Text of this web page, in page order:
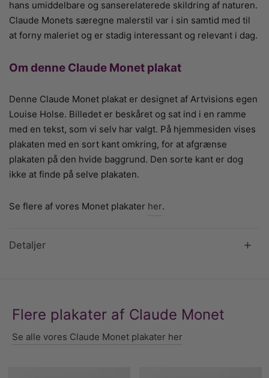
hans umiddelbare og sanserelaterede skildring af naturen.
Claude Monets særegne malerstil var i sin samtid med til
at forny maleriet og er stadig interessant og relevant i dag.
Om denne Claude Monet plakat
Denne Claude Monet plakat er designet af Artvisions egen
Louise Holse. Billedet er beskåret og sat ind i en ramme
med en tekst, som vi selv har valgt. På hjemmesiden vises
plakaten med en sort kant omkring, for at afgrænse
plakaten på den hvide baggrund. Den sorte kant er dog
ikke at finde på selve plakaten.
Se flere af vores Monet plakater her.
Detaljer
Flere plakater af Claude Monet
Se alle vores Claude Monet plakater her